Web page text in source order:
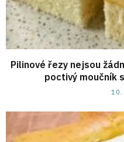
Pilinové řezy nejsou
poctivý moučník
10.